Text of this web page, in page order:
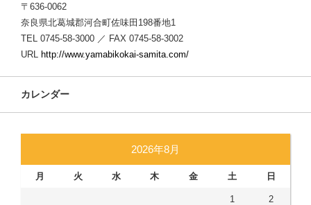
〒636-0062
奈良県北葛城郡河合町佐味田198番地1
TEL 0745-58-3000 ／ FAX 0745-58-3002
URL http://www.yamabikokai-samita.com/
カレンダー
2026年8月
月 火 水 木 金 土 日
1 2